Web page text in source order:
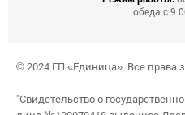
обеда с
© 2024 ГП «Единица». Все
"Свидетельство о